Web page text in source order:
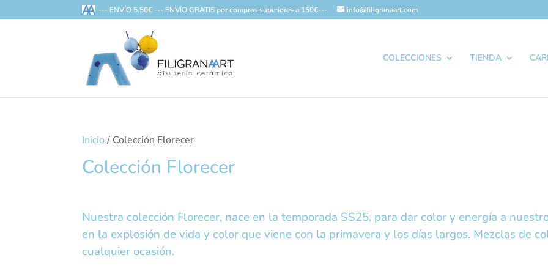
--- ENVÍO 5.50€ --- ENVÍO GRATIS por compras superiores a 150€--- info@filigranaart.com
COLECCIONES TIENDA
Inicio/ Colección Florecer
Colección Florecer
Nuestra colección Florecer, nace en la temporada SS25, para dar color y energía a
en la explosión de vida y color que viene con la primavera y los días largos. Mezclas de
cualquier ocasión.